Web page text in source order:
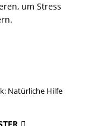
um Stress
Natürliche Hilfe